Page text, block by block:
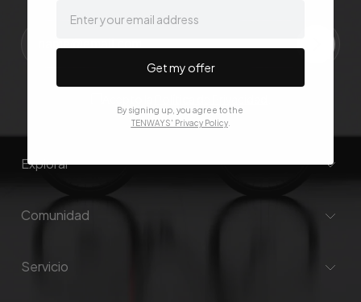
Explorar
Comunidad
Servicio
Get my offer
By signing up, you agree to the
TENWAYS' Privacy Policy.